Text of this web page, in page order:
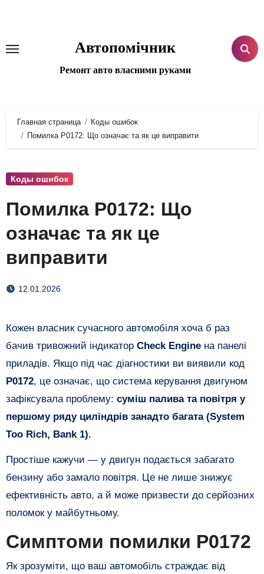
Автопомічник
Ремонт авто власними руками
Главная страница
Коды ошибок
Помилка P0172: Що означає та як це виправити
Коды ошибок
Помилка P0172: Що
означає та як це
виправити
12.01.2026
Кожен власник сучасного автомобіля хоча б раз
бачив тривожний індикатор Check Engineна панелі
приладів. Якщо під час діагностики ви виявили код
P0172, це означає, що система керування двигуном
зафіксувала проблему: суміш палива та повітря у
першому ряду циліндрів занадто багата (System
Too Rich, Bank 1).
​Простіше кажучи — у двигун подається забагато
бензину або замало повітря. Це не лише знижує
ефективність авто, а й може призвести до серйозних
поломок у майбутньому.
​Симптоми помилки P0172
​Як зрозуміти, що ваш автомобіль страждає від